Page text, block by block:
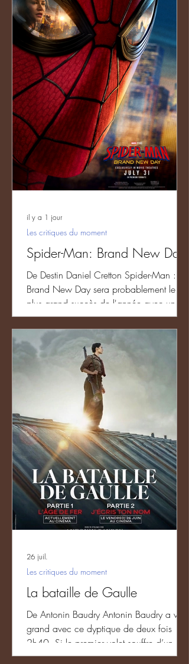
l'armure magique". Même si Nicholas
Galitzine apporte de l'humour à son
personnage, et que le film assume son
kitch à fond les ballons, le film reste très
mauvais. En fait en partant d'une histoire
aussi conne au départ qui s'inspire de
Flash
Spider-Man: Brand New Day
De Destin Daniel Cretton Spider-Man :
Brand New Day sera probablement le
plus grand succès de l'année avec un
box-office délirant de 1,3 milliards de
dollars en à peine 100 jours
d'exploitation et les 2 milliards qui seront
dépassés en fin de course. On peut
expliquer ceci par l'immense popularité
du super héros à la toile tissée, la
popularité très forte du couple à la ville
Tom Holland & Zendaya, d'ailleurs
présents dans L'Odyssée de Nolan,
l'autre blockbuster du moment. Et
Les critiques du moment
il y a 1 jour
La bataille de Gaulle
De Antonin Baudry Antonin Baudry a vu
grand avec ce dyptique de deux fois
2h40. Si le premier volet souffre d’un
académisme parfois trop prégnant, il est
Les critiques du moment
26 juil.